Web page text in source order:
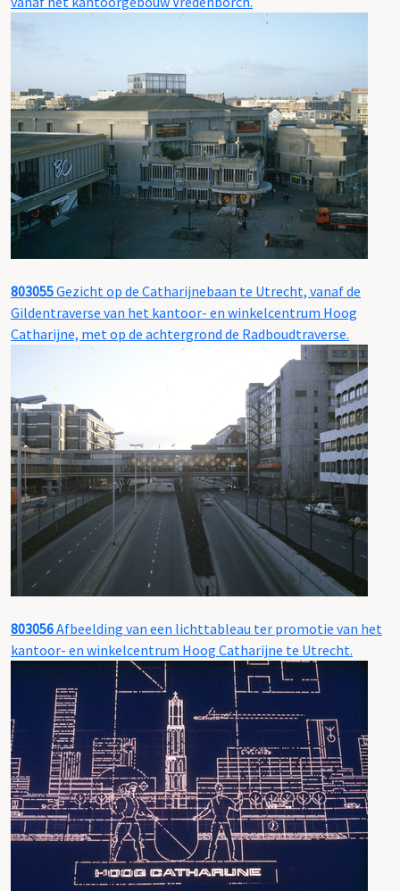
803055Gezicht op de Catharijnebaan te Utrecht, vanaf de
Gildentraverse van het kantoor- en winkelcentrum Hoog
Catharijne, met op de achtergrond de Radboudtraverse.
803056Afbeelding van een lichttableau ter promotie van het
kantoor- en winkelcentrum Hoog Catharijne te Utrecht.